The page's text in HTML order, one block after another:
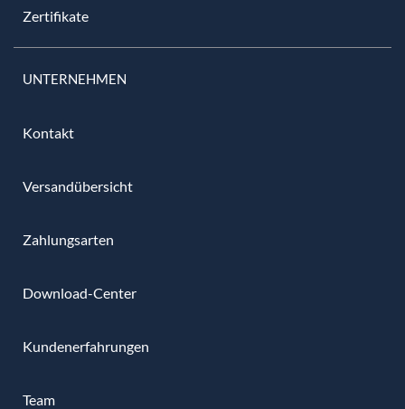
Zertifikate
UNTERNEHMEN
Kontakt
Versandübersicht
Zahlungsarten
Download-Center
Kundenerfahrungen
Team